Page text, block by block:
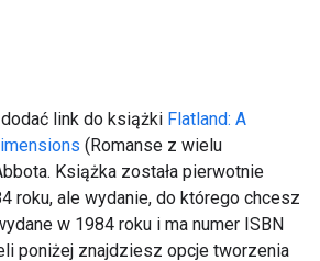
link do książki Flatland: A
(Romanse z wielu
Książka została pierwotnie
roku, ale wydanie, do którego chcesz
w 1984 roku i ma numer ISBN
poniżej znajdziesz opcje tworzenia